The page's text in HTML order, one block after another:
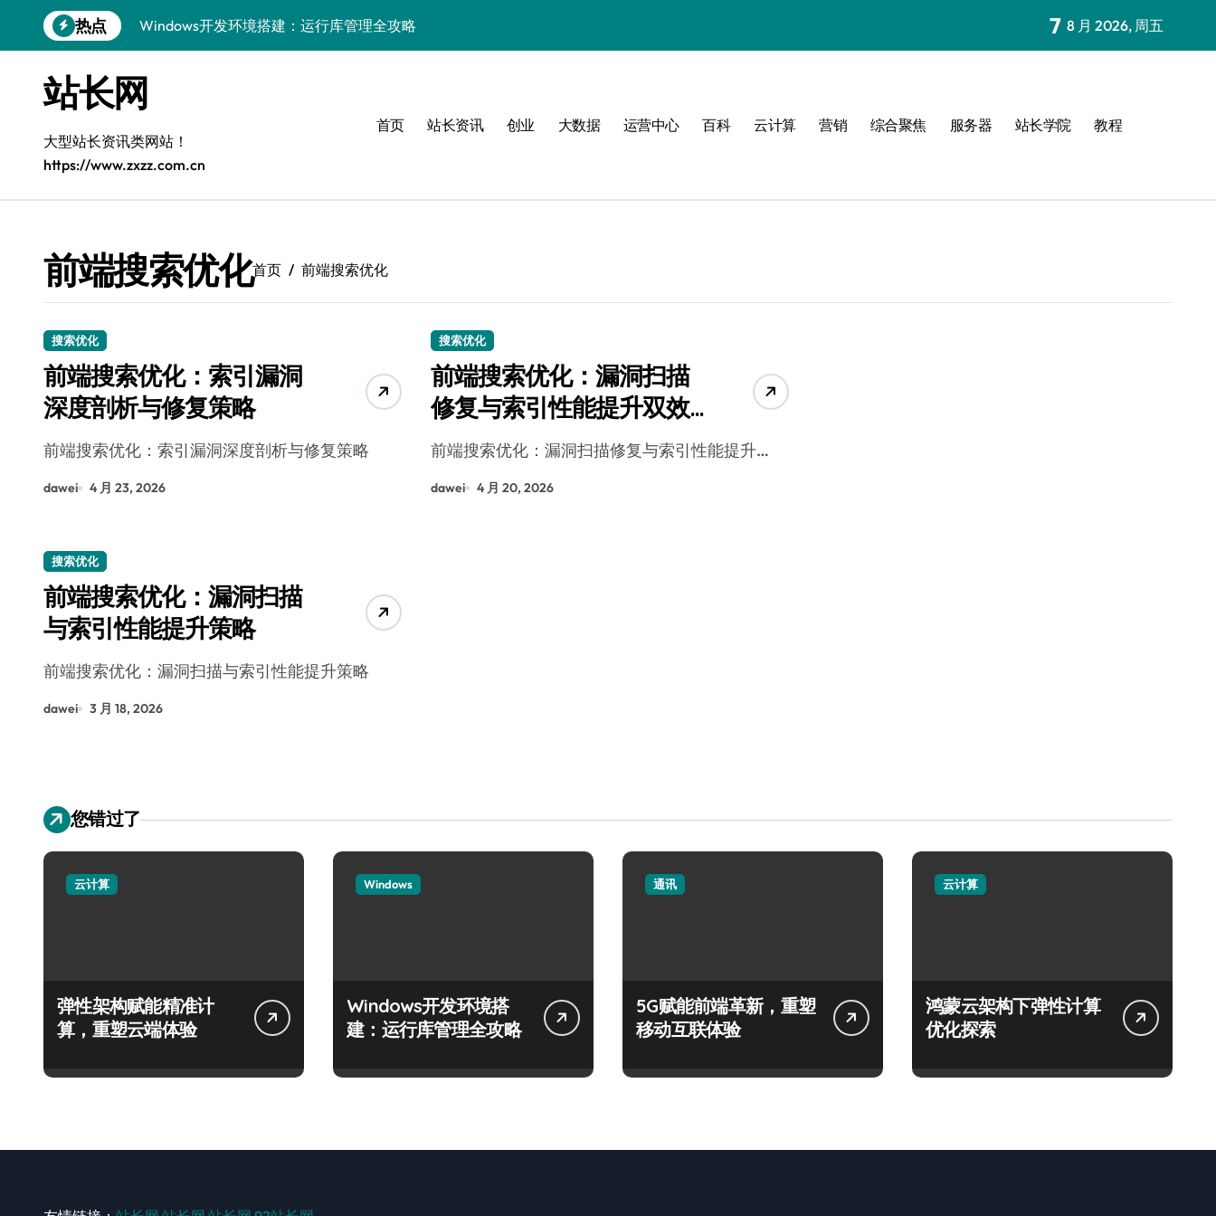
到
热点
Windows开发环境搭建：运行库管理全攻略
鸿蒙云架构下弹性计算优化探索
计算机视觉索引漏洞深度剖析与修复
弹性计算重塑云架构：降本增效实战指南
驭5G之速，铸iOS移动互联新标杆
快速定位漏洞，优化索引效率
7 8 月 2026, 周五
站长网
大型站长资讯类网站！
https://www.zxzz.com.cn
首页 站长资讯 创业 大数据 运营中心 百科 云计算 营销 综合聚焦 服务器 站长学院 教程
前端搜索优化首页 前端搜索优化
搜索优化
前端搜索优化：索引漏洞
深度剖析与修复策略
前端搜索优化：索引漏洞深度剖析与修复策略
dawei 4 月 23, 2026
搜索优化
前端搜索优化：漏洞扫描
修复与索引性能提升双效
策略
前端搜索优化：漏洞扫描修复与索引性能提升…
dawei 4 月 20, 2026
搜索优化
前端搜索优化：漏洞扫描
与索引性能提升策略
前端搜索优化：漏洞扫描与索引性能提升策略
dawei 3 月 18, 2026
您错过了
云计算
弹性架构赋能精准计
算，重塑云端体验
Windows
Windows开发环境搭
建：运行库管理全攻略
通讯
5G赋能前端革新，重塑
移动互联体验
云计算
鸿蒙云架构下弹性计算
优化探索